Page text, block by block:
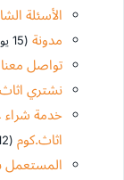
الأسئلة
مدونة (15 يونيو، 2026)
تواصل معنا
نشتري
خدمة
اثاث.كوم (12 يونيو، 2026)
المستعمل